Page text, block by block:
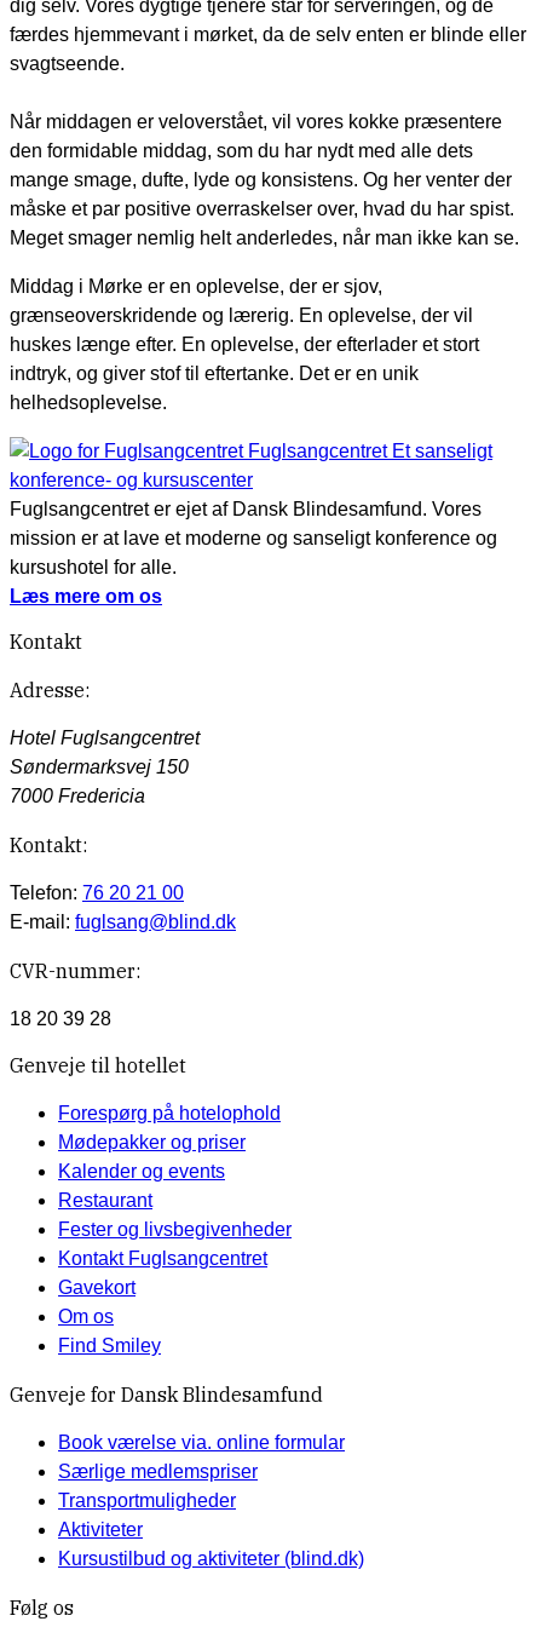
dig selv. Vores dygtige tjenere står for serveringen, og de
færdes hjemmevant i mørket, da de selv enten er blinde eller
svagtseende.
Når middagen er veloverstået, vil vores kokke præsentere
den formidable middag, som du har nydt med alle dets
mange smage, dufte, lyde og konsistens. Og her venter der
måske et par positive overraskelser over, hvad du har spist.
Meget smager nemlig helt anderledes, når man ikke kan se.
Middag i Mørke er en oplevelse, der er sjov,
grænseoverskridende og lærerig. En oplevelse, der vil
huskes længe efter. En oplevelse, der efterlader et stort
indtryk, og giver stof til eftertanke. Det er en unik
helhedsoplevelse.
Fuglsangcentret Et sanseligt
konference- og kursuscenter
Fuglsangcentret er ejet af Dansk Blindesamfund. Vores
mission er at lave et moderne og sanseligt konference og
kursushotel for alle.
Læs mere om os
Kontakt
Adresse:
Hotel Fuglsangcentret
Søndermarksvej 150
7000 Fredericia
Kontakt:
Telefon: 76 20 21 00
E-mail: fuglsang@blind.dk
CVR-nummer:
18 20 39 28
Genveje til hotellet
Forespørg på hotelophold
Mødepakker og priser
Kalender og events
Restaurant
Fester og livsbegivenheder
Kontakt Fuglsangcentret
Gavekort
Om os
Find Smiley
Genveje for Dansk Blindesamfund
Book værelse via. online formular
Særlige medlemspriser
Transportmuligheder
Aktiviteter
Kursustilbud og aktiviteter (blind.dk)
Følg os